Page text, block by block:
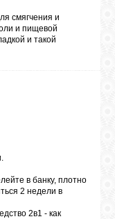
смягчения и
и пищевой
и такой
в банку, плотно
2 недели в
2в1 - как